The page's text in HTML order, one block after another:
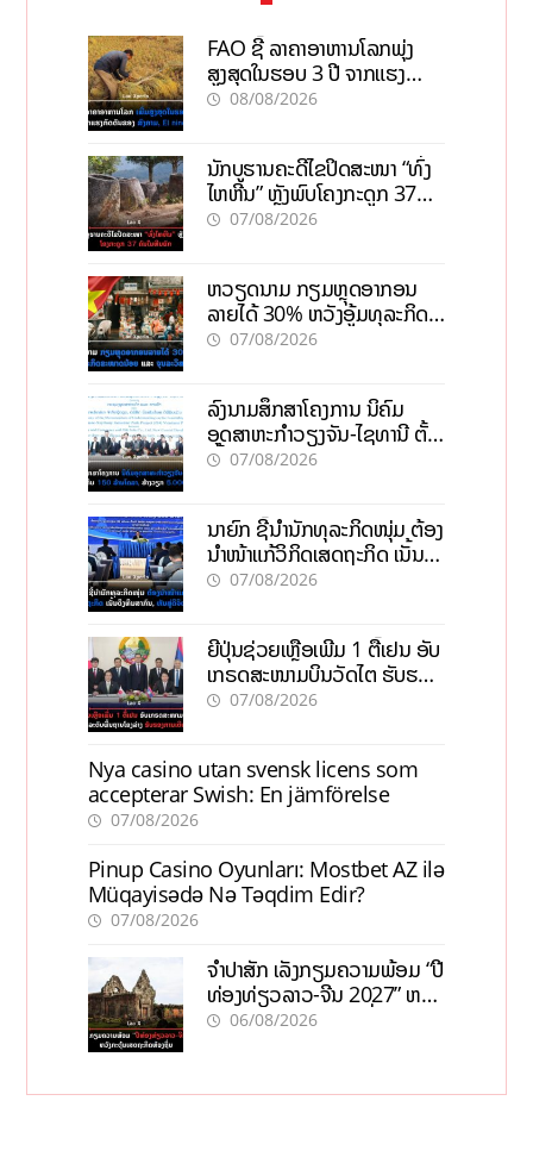
FAO ຊີ້ ລາຄາອາຫານໂລກພຸ່ງ
ສູງສຸດໃນຮອບ 3 ປີ ຈາກແຮງ
ກົດດັນຂອງສົງຄາມ, El nino
08/08/2026
ນັກບູຮານຄະດີໄຂປິດສະໜາ “ທົ່ງ
ໄຫຫີນ” ຫຼັງພົບໂຄງກະດູກ 37
ຄົນໃນຫີນຍັກ
07/08/2026
ຫວຽດນາມ ກຽມຫຼຸດອາກອນ
ລາຍໄດ້ 30% ຫວັງອູ້ມທຸລະກິດ
ຂະໜາດນ້ອຍ ແລະ ຈຸນລະ
07/08/2026
ລົງນາມສຶກສາໂຄງການ ນິຄົມ
ອຸດສາຫະກຳວຽງຈັນ-ໄຊທານີ ຕັ້ງ
ເປົ້າດຶງທຶນ 150 ລ້ານໂດລາ, ສ້າງ
07/08/2026
ນາຍົກ ຊີ້ນຳນັກທຸລະກິດໜຸ່ມ ຕ້ອງ
ນຳໜ້າແກ້ວິກິດເສດຖະກິດ ເນັ້ນດຶງ
ທຶນສາກົນ, ຫັນສູ່ດິຈິຕອນ
07/08/2026
ຍີ່ປຸ່ນຊ່ວຍເຫຼືອເພີ່ມ 1 ຕື້ເຢນ ອັບ
ເກຣດສະໜາມບິນວັດໄຕ ຮັບຮອງ
ການເຕີບໂຕ
07/08/2026
Nya casino utan svensk licens som
accepterar Swish: En jämförelse
07/08/2026
Pinup Casino Oyunları: Mostbet AZ ilə
Müqayisədə Nə Təqdim Edir?
07/08/2026
ຈຳປາສັກ ເລັ່ງກຽມຄວາມພ້ອມ “ປີ
ທ່ອງທ່ຽວລາວ-ຈີນ 2027” ຫວັງ
ກະຕຸ້ນເສດຖະກິດທ້ອງຖິ່ນ
06/08/2026